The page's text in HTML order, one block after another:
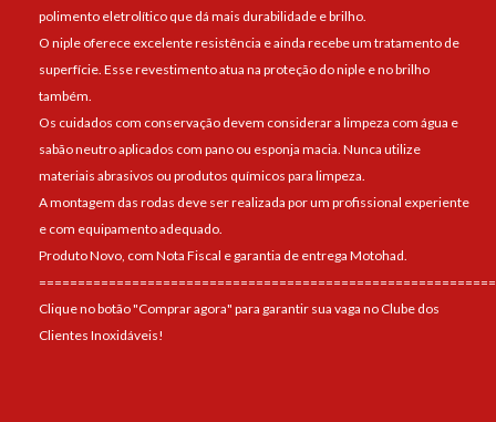
polimento eletrolítico que dá mais durabilidade e brilho.
O niple oferece excelente resistência e ainda recebe um tratamento de
superfície. Esse revestimento atua na proteção do niple e no brilho
também.
Os cuidados com conservação devem considerar a limpeza com água e
sabão neutro aplicados com pano ou esponja macia. Nunca utilize
materiais abrasivos ou produtos químicos para limpeza.
A montagem das rodas deve ser realizada por um profissional experiente
e com equipamento adequado.
Produto Novo, com Nota Fiscal e garantia de entrega Motohad.
Clique no botão "Comprar agora" para garantir sua vaga no Clube dos
Clientes Inoxidáveis!